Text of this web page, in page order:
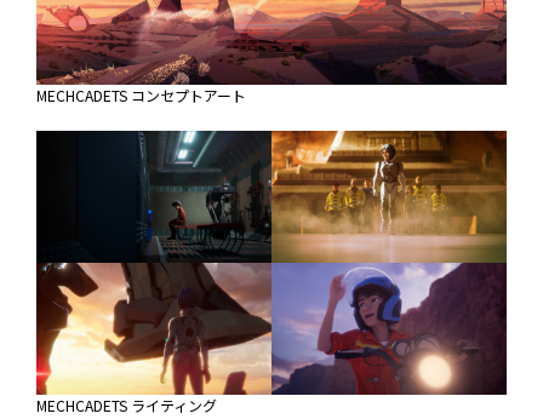
MECHCADETS コンセプトアート
MECHCADETS ライティング